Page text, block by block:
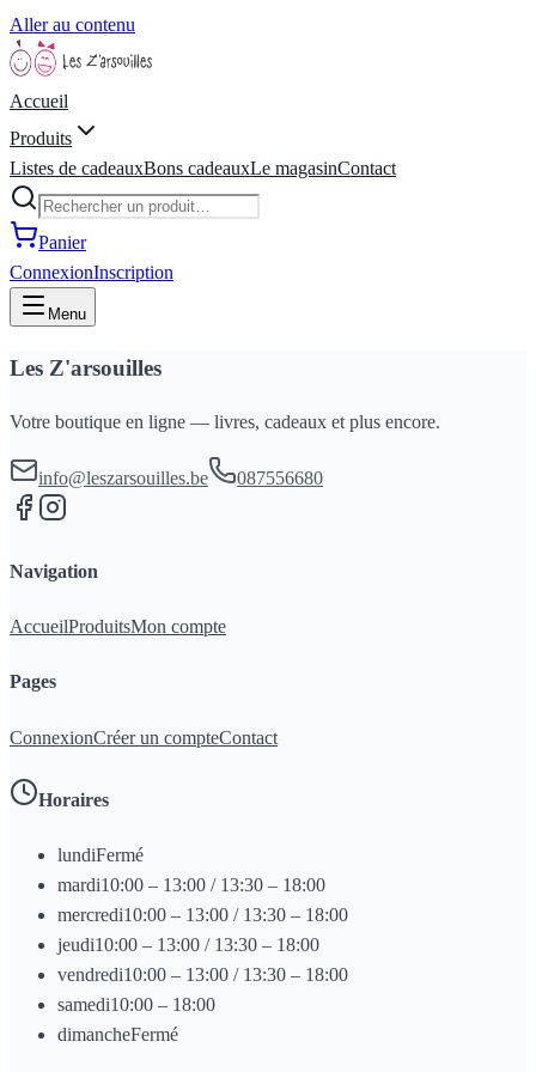
Aller au contenu
Accueil
Produits
Listes de cadeauxBons cadeauxLe magasinContact
Panier
ConnexionInscription
Menu
Les Z'arsouilles
Votre boutique en ligne — livres, cadeaux et plus encore.
info@leszarsouilles.be 087556680
Navigation
AccueilProduitsMon compte
Pages
ConnexionCréer un compteContact
Horaires
lundiFermé
mardi10:00 – 13:00 / 13:30 – 18:00
mercredi10:00 – 13:00 / 13:30 – 18:00
jeudi10:00 – 13:00 / 13:30 – 18:00
vendredi10:00 – 13:00 / 13:30 – 18:00
samedi10:00 – 18:00
dimancheFermé